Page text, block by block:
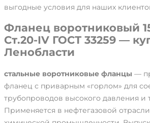
выгодные условия для наших
Фланец воротниковый
Ст.20-IV ГОСТ 33259 —
Ленобласти
стальные воротниковые фланцы —
фланец с приварным «горлом» для
трубопроводов высокого давления и
Применяется в нефтегазовой